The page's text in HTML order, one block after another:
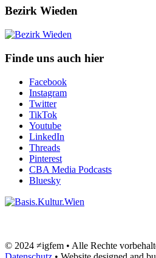
Bezirk Wieden
Finde uns auch hier
Facebook
Instagram
Twitter
TikTok
Youtube
LinkedIn
Threads
Pinterest
CBA Media Podcasts
Bluesky
© 2024 ≠igfem • Alle Rechte